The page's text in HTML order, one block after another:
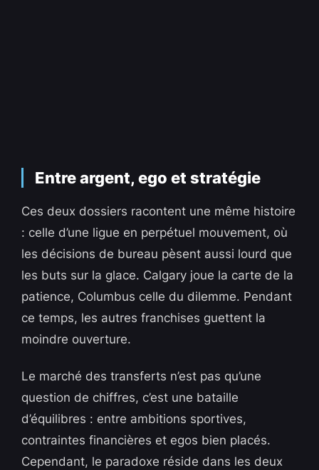
Entre argent, ego et stratégie
Ces deux dossiers racontent une même histoire
: celle d’une ligue en perpétuel mouvement, où
les décisions de bureau pèsent aussi lourd que
les buts sur la glace. Calgary joue la carte de la
patience, Columbus celle du dilemme. Pendant
ce temps, les autres franchises guettent la
moindre ouverture.
Le marché des transferts n’est pas qu’une
question de chiffres, c’est une bataille
d’équilibres : entre ambitions sportives,
contraintes financières et egos bien placés.
Cependant, le paradoxe réside dans les deux